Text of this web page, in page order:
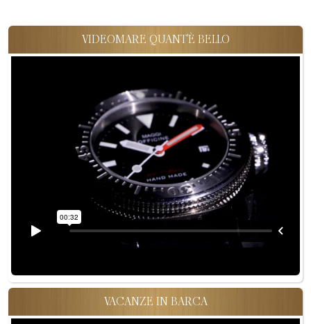
VIDEOMARE QUANT'È BELLO
VACANZE IN BARCA